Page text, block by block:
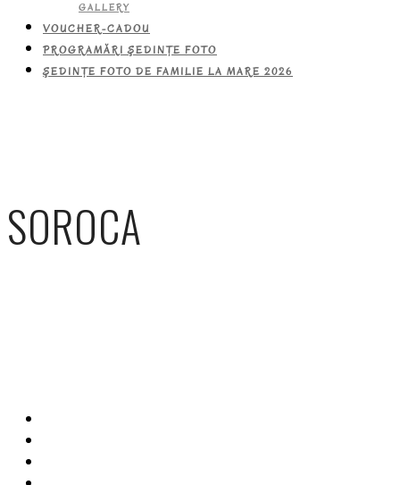
GALLERY
VOUCHER-CADOU
PROGRAMĂRI ŞEDINŢE FOTO
ŞEDINŢE FOTO DE FAMILIE LA MARE 2026
SOROCA